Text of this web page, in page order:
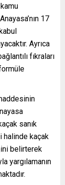
17
Ayrıca
fıkraları
sanık
halinde kaçak
belirterek
yargılamanın